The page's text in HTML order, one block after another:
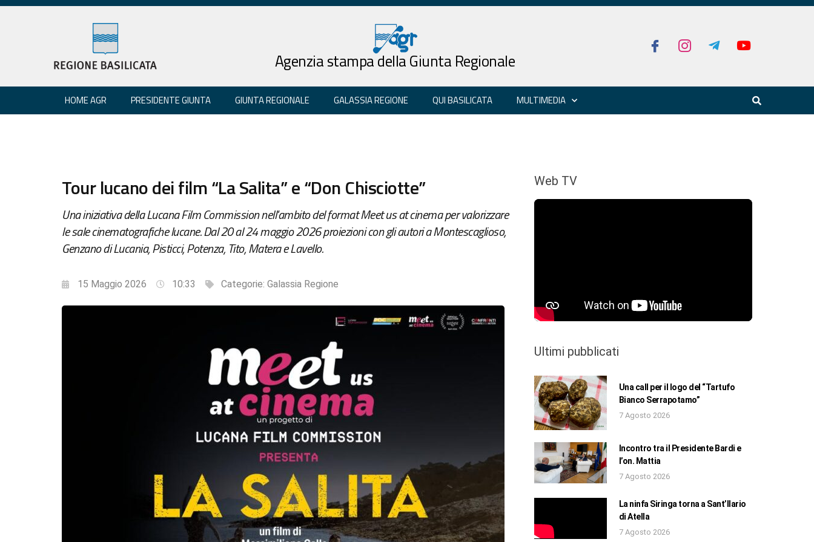
Agenzia stampa della Giunta Regionale
HOME AGR PRESIDENTE GIUNTA GIUNTA REGIONALE GALASSIA REGIONE QUI BASILICATA MULTIMEDIA
Tour lucano dei film “La Salita” e “Don Chisciotte”
Una iniziativa della Lucana Film Commission nell'ambito del format Meet us at cinema per valorizzare
le sale cinematografiche lucane. Dal 20 al 24 maggio 2026 proiezioni con gli autori a Montescaglioso,
Genzano di Lucania, Pisticci, Potenza, Tito, Matera e Lavello.
15 Maggio 2026 10:33 Categorie: Galassia Regione
Web TV
Ultimi pubblicati
Una call per il logo del “Tartufo
Bianco Serrapotamo”
7 Agosto 2026
Incontro tra il Presidente Bardi e
l’on. Mattia
7 Agosto 2026
La ninfa Siringa torna a Sant’Ilario
di Atella
7 Agosto 2026